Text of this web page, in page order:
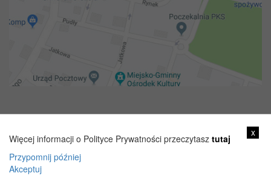
x
Więcej informacji o Polityce Prywatności przeczytasz tutaj
Przypomnij później
Akceptuj